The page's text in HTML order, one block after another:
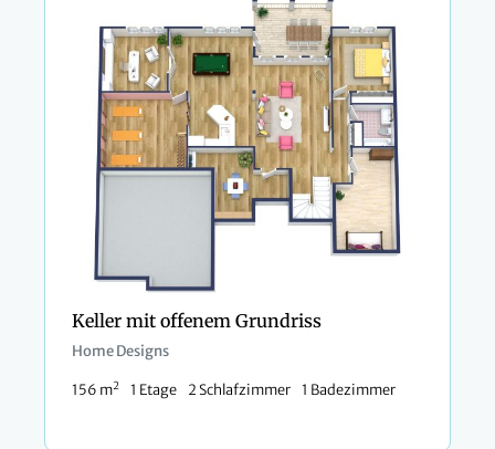
Keller mit offenem Grundriss
Home Designs
156 m2 1 Etage 2 Schlafzimmer 1 Badezimmer